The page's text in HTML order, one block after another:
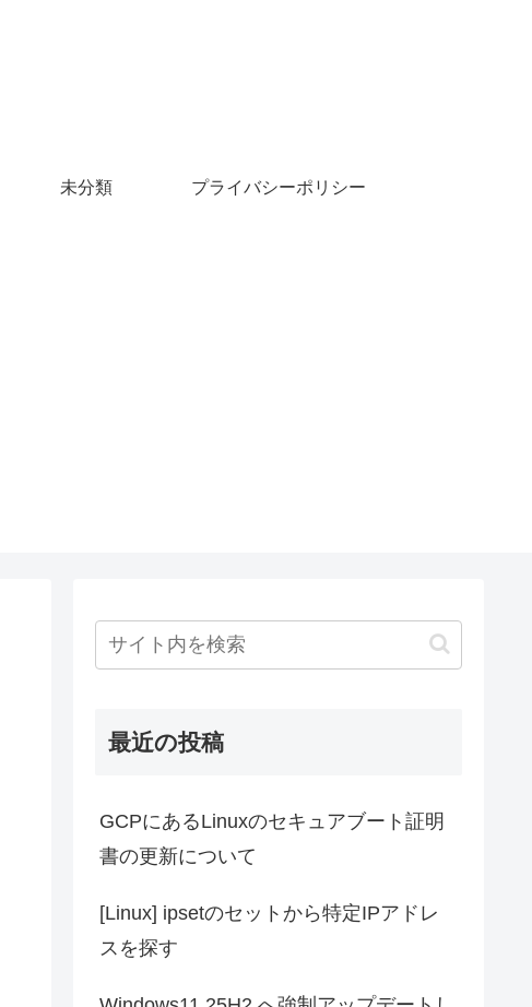
未分類 プライバシーポリシー
最近の投稿
GCPにあるLinuxのセキュアブート証明
書の更新について
[Linux] ipsetのセットから特定IPアドレ
スを探す